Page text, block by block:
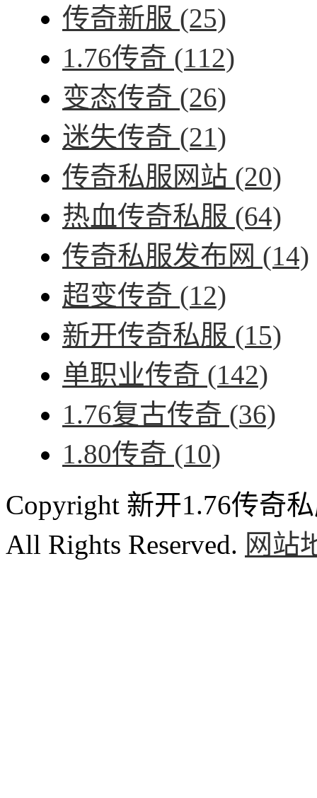
传奇新服 (25)
1.76传奇 (112)
变态传奇 (26)
迷失传奇 (21)
传奇私服网站 (20)
热血传奇私服 (64)
传奇私服发布网 (14)
超变传奇 (12)
新开传奇私服 (15)
单职业传奇 (142)
1.76复古传奇 (36)
1.80传奇 (10)
Copyright 新开1.76传奇
All Rights Reserved. 网站